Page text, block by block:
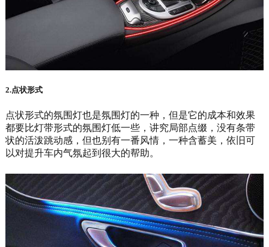
2.点状形式
点状形式的氛围灯也是氛围灯的一种，但是它的成本和效果
都要比灯带形式的氛围灯低一些，讲究局部点缀，没有条带
状的活泼跳动感，但也别有一番风情，一种含蓄美，依旧可
以对提升车内气氛起到很大的帮助。